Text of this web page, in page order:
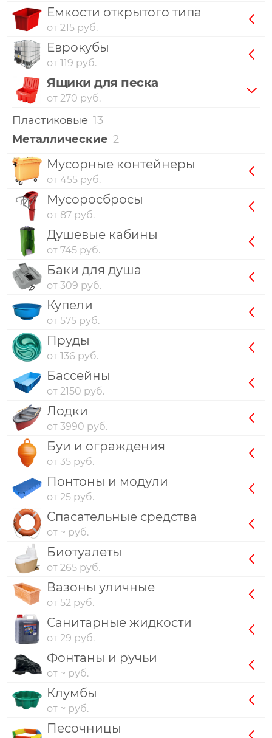
Емкости открытого типа
от 215 руб.
Еврокубы
от 119 руб.
Ящики для песка
от 270 руб.
Пластиковые 13
Металлические 2
Мусорные контейнеры
от 455 руб.
Мусоросбросы
от 87 руб.
Душевые кабины
от 745 руб.
Баки для душа
от 309 руб.
Купели
от 575 руб.
Пруды
от 136 руб.
Бассейны
от 2150 руб.
Лодки
от 3990 руб.
Буи и ограждения
от 35 руб.
Понтоны и модули
от 25 руб.
Спасательные средства
от ~ руб.
Биотуалеты
от 265 руб.
Вазоны уличные
от 52 руб.
Санитарные жидкости
от 29 руб.
Фонтаны и ручьи
от ~ руб.
Клумбы
от ~ руб.
Песочницы